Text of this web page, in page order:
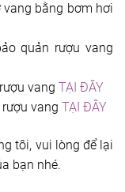
bằng bơm hơi
quản rượu vang
vang TẠI ĐÂY
vang TẠI ĐÂY
tôi, vui lòng để lại
bạn nhé.